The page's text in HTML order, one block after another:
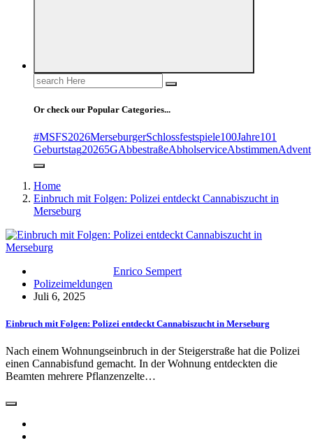
Search
for:
Or check our Popular Categories...
#MSFS2026MerseburgerSchlossfestspiele100Jahre101
Geburtstag20265GAbbestraßeAbholserviceAbstimmenAdvent
Home
Einbruch mit Folgen: Polizei entdeckt Cannabiszucht in
Merseburg
Enrico Sempert
Polizeimeldungen
Juli 6, 2025
Einbruch mit Folgen: Polizei entdeckt Cannabiszucht in Merseburg
Nach einem Wohnungseinbruch in der Steigerstraße hat die Polizei
einen Cannabisfund gemacht. In der Wohnung entdeckten die
Beamten mehrere Pflanzenzelte…